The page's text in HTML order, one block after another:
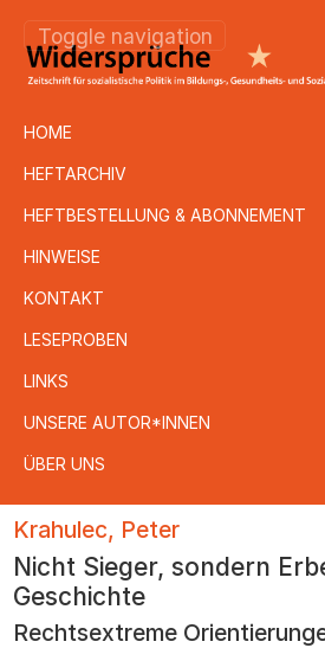
Toggle navigation
HOME
HEFTARCHIV
HEFTBESTELLUNG & ABONNEMENT
HINWEISE
KONTAKT
LESEPROBEN
LINKS
UNSERE AUTOR*INNEN
ÜBER UNS
Direkt
zum
Inhalt
Krahulec, Peter
Nicht Sieger, sondern
Geschichte
Rechtsextreme